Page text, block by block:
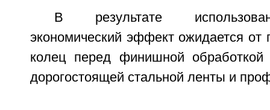
В результате
экономический эффект ожидается от
колец перед финишной
дорогостоящей стальной ленты и